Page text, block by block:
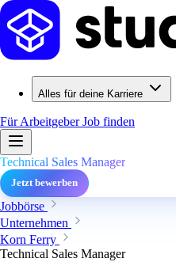
Alles für deine Karriere
Für ArbeitgeberJob finden
Technical Sales Manager
Jetzt bewerben
Jobbörse
Unternehmen
Korn Ferry
Technical Sales Manager